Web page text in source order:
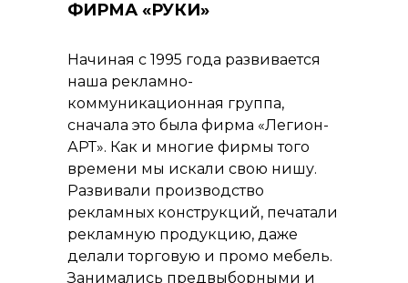
Начиная с 1995 года развивается
наша рекламно-
коммуникационная группа,
сначала это была фирма «Легион-
АРТ». Как и многие фирмы того
времени мы искали свою нишу.
Развивали производство
рекламных конструкций, печатали
рекламную продукцию, даже
делали торговую и промо мебель.
Занимались предвыборными и
ФИРМА «РУКИ»